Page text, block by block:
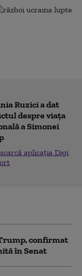
Ruzici a dat
despre viața
a Simonei
aplicația Digi
confirmat
în Senat